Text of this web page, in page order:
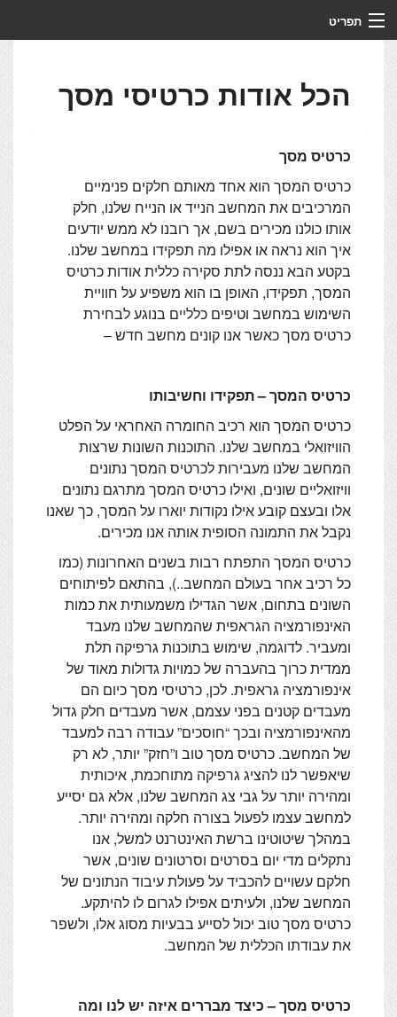
תפריט
צור קשר
שליטה מרחוק
פתיחת קריאת שירות
הכל אודות כרטיסי מסך
כרטיס מסך
כרטיס המסך הוא אחד מאותם חלקים פנימיים
המרכיבים את המחשב הנייד או הנייח שלנו, חלק
אותו כולנו מכירים בשם, אך רובנו לא ממש יודעים
איך הוא נראה או אפילו מה תפקידו במחשב שלנו.
בקטע הבא ננסה לתת סקירה כללית אודות כרטיס
המסך, תפקידו, האופן בו הוא משפיע על חוויית
השימוש במחשב וטיפים כלליים בנוגע לבחירת
כרטיס מסך כאשר אנו קונים מחשב חדש –
כרטיס המסך – תפקידו וחשיבותו
כרטיס המסך הוא רכיב החומרה האחראי על הפלט
הוויזואלי במחשב שלנו. התוכנות השונות שרצות
המחשב שלנו מעבירות לכרטיס המסך נתונים
וויזואליים שונים, ואילו כרטיס המסך מתרגם נתונים
אלו ובעצם קובע אילו נקודות יוארו על המסך, כך שאנו
נקבל את התמונה הסופית אותה אנו מכירים.
כרטיס המסך התפתח רבות בשנים האחרונות (כמו
כל רכיב אחר בעולם המחשב..), בהתאם לפיתוחים
השונים בתחום, אשר הגדילו משמעותית את כמות
האינפורמציה הגראפית שהמחשב שלנו מעבד
ומעביר. לדוגמה, שימוש בתוכנות גרפיקה תלת
ממדית כרוך בהעברה של כמויות גדולות מאוד של
אינפורמציה גראפית. לכן, כרטיסי מסך כיום הם
מעבדים קטנים בפני עצמם, אשר מעבדים חלק גדול
מהאינפורמציה ובכך “חוסכים” עבודה רבה למעבד
של המחשב. כרטיס מסך טוב ו”חזק” יותר, לא רק
שיאפשר לנו להציג גרפיקה מתוחכמת, איכותית
ומהירה יותר על גבי צג המחשב שלנו, אלא גם יסייע
למחשב עצמו לפעול בצורה חלקה ומהירה יותר.
במהלך שיטוטינו ברשת האינטרנט למשל, אנו
נתקלים מדי יום בסרטים וסרטונים שונים, אשר
חלקם עשויים להכביד על פעולת עיבוד הנתונים של
המחשב שלנו, ולעיתים אפילו לגרום לו להיתקע.
כרטיס מסך טוב יכול לסייע בבעיות מסוג אלו, ולשפר
את עבודתו הכללית של המחשב.
כרטיס מסך – כיצד מבררים איזה יש לנו ומה